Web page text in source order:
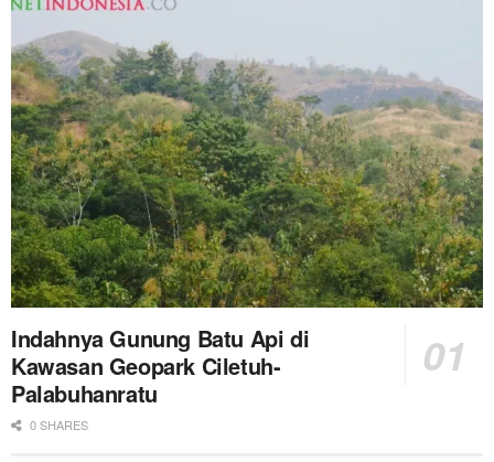
Indahnya Gunung Batu Api di
Kawasan Geopark Ciletuh-
Palabuhanratu
0 SHARES